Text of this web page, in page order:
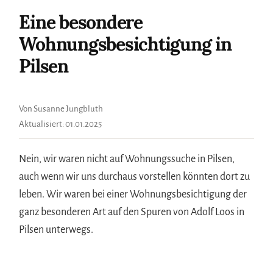
Eine besondere
Wohnungsbesichtigung in
Pilsen
Von Susanne Jungbluth
Aktualisiert:01.01.2025
Nein, wir waren nicht auf Wohnungssuche in Pilsen,
auch wenn wir uns durchaus vorstellen könnten dort zu
leben. Wir waren bei einer Wohnungsbesichtigung der
ganz besonderen Art auf den Spuren von Adolf Loos in
Pilsen unterwegs.